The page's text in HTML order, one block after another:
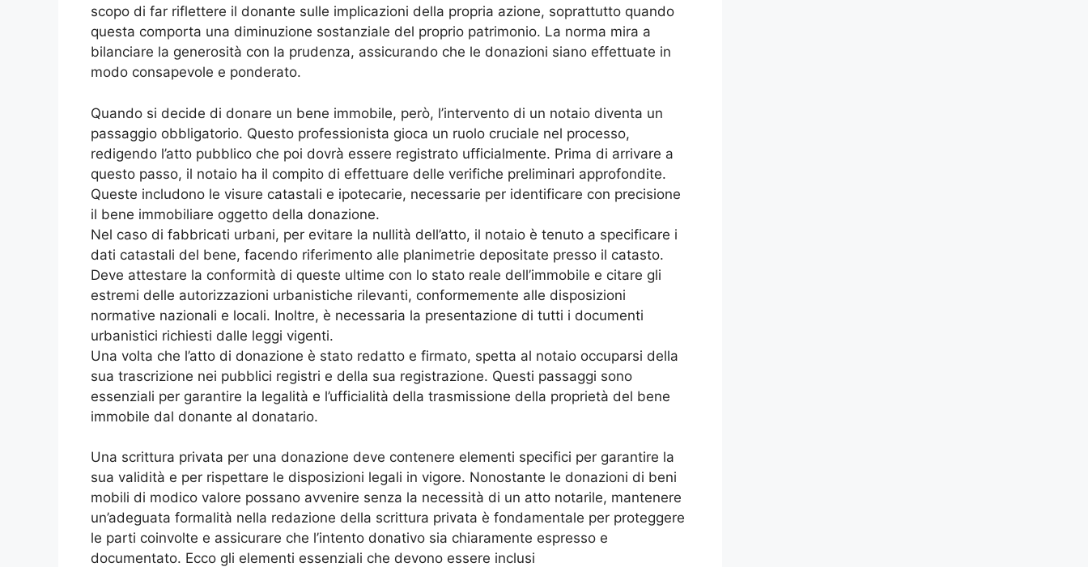
scopo di far riflettere il donante sulle implicazioni della propria azione, soprattutto quando
questa comporta una diminuzione sostanziale del proprio patrimonio. La norma mira a
bilanciare la generosità con la prudenza, assicurando che le donazioni siano effettuate in
modo consapevole e ponderato.
Quando si decide di donare un bene immobile, però, l’intervento di un notaio diventa un
passaggio obbligatorio. Questo professionista gioca un ruolo cruciale nel processo,
redigendo l’atto pubblico che poi dovrà essere registrato ufficialmente. Prima di arrivare a
questo passo, il notaio ha il compito di effettuare delle verifiche preliminari approfondite.
Queste includono le visure catastali e ipotecarie, necessarie per identificare con precisione
il bene immobiliare oggetto della donazione.
Nel caso di fabbricati urbani, per evitare la nullità dell’atto, il notaio è tenuto a specificare i
dati catastali del bene, facendo riferimento alle planimetrie depositate presso il catasto.
Deve attestare la conformità di queste ultime con lo stato reale dell’immobile e citare gli
estremi delle autorizzazioni urbanistiche rilevanti, conformemente alle disposizioni
normative nazionali e locali. Inoltre, è necessaria la presentazione di tutti i documenti
urbanistici richiesti dalle leggi vigenti.
Una volta che l’atto di donazione è stato redatto e firmato, spetta al notaio occuparsi della
sua trascrizione nei pubblici registri e della sua registrazione. Questi passaggi sono
essenziali per garantire la legalità e l’ufficialità della trasmissione della proprietà del bene
immobile dal donante al donatario.
Una scrittura privata per una donazione deve contenere elementi specifici per garantire la
sua validità e per rispettare le disposizioni legali in vigore. Nonostante le donazioni di beni
mobili di modico valore possano avvenire senza la necessità di un atto notarile, mantenere
un’adeguata formalità nella redazione della scrittura privata è fondamentale per proteggere
le parti coinvolte e assicurare che l’intento donativo sia chiaramente espresso e
documentato. Ecco gli elementi essenziali che devono essere inclusi